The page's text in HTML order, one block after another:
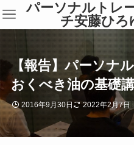
パーソナルトレ
チ安藤ひ
【報告】パーソナ
おくべき油の基礎
2016年9月30日 2022年2月7日